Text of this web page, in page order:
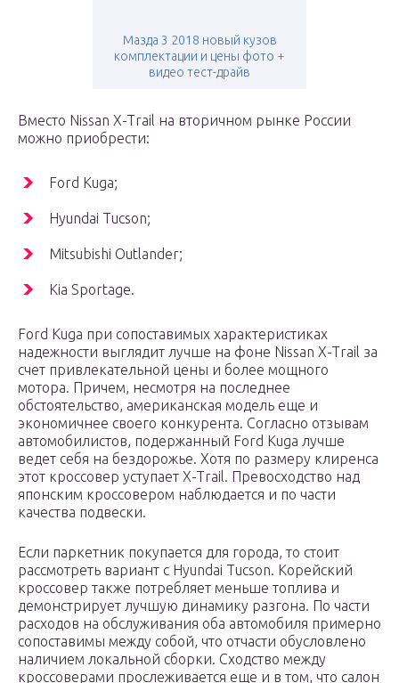
Мазда 3 2018 новый кузов
комплектации и цены фото +
видео тест-драйв
Вместо Nissan X-Trail на вторичном рынке России
можно приобрести:
Ford Kuga;
Hyundai Tucson;
Mitsubishi Outlander;
Kia Sportage.
Ford Kuga при сопоставимых характеристиках
надежности выглядит лучше на фоне Nissan X-Trail за
счет привлекательной цены и более мощного
мотора. Причем, несмотря на последнее
обстоятельство, американская модель еще и
экономичнее своего конкурента. Согласно отзывам
автомобилистов, подержанный Ford Kuga лучше
ведет себя на бездорожье. Хотя по размеру клиренса
этот кроссовер уступает X-Trail. Превосходство над
японским кроссовером наблюдается и по части
качества подвески.
Если паркетник покупается для города, то стоит
рассмотреть вариант с Hyundai Tucson. Корейский
кроссовер также потребляет меньше топлива и
демонстрирует лучшую динамику разгона. По части
расходов на обслуживания оба автомобиля примерно
сопоставимы между собой, что отчасти обусловлено
наличием локальной сборки. Сходство между
кроссоверами прослеживается еще и в том, что салон